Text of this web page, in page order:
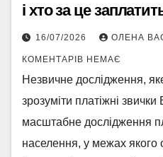
і хто за це
16/07/2026 ОЛЕНА
КОМЕНТАРІВ НЕМАЄ
Незвичне дослідження,
зрозуміти платіжні звички
масштабне дослідження
населення, у межах якого